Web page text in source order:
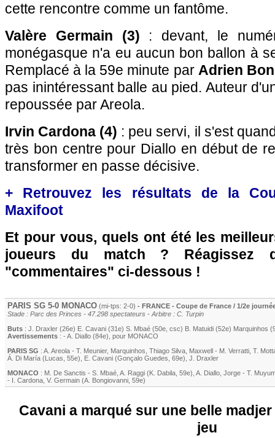
cette rencontre comme un fantôme.
Valère Germain (3) : devant, le
monégasque n'a eu aucun bon ballon à
Remplacé à la 59e minute par Adrien
pas inintéressant balle au pied. Auteur
repoussée par Areola.
Irvin Cardona (4) : peu servi, il s'est
très bon centre pour Diallo en début de
transformer en passe décisive.
+ Retrouvez les résultats de la
Maxifoot
Et pour vous, quels ont été les
joueurs du match ? Réagissez
"commentaires" ci-dessous !
PARIS SG 5-0 MONACO (mi-tps: 2-0) - FRANCE - Coupe de France / 1/2e
Stade : Parc des Princes - 47.298 spectateurs - Arbitre : C. Turpin
Buts : J. Draxler (26e) E. Cavani (31e) S. Mbaé (50e, csc) B. Matuidi (52e) Marquinhos
Avertissements : - A. Diallo (84e) , pour MONACO
PARIS SG : A. Areola - T. Meunier, Marquinhos Thiago Silva Maxwell - M. Verratti T.
Á. Di María (Lucas , 55e) E. Cavani (Gonçalo Guedes , 69e) J. Draxler
MONACO : M. De Sanctis - S. Mbaé A. Raggi (K. Dabila , 59e) A. Diallo Jorge - T.
- I. Cardona V. Germain (A. Bongiovanni , 59e)
Cavani a marqué sur une belle
jeu